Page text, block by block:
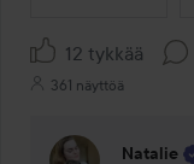
12 tykkää
361 näyttöä
Natalie